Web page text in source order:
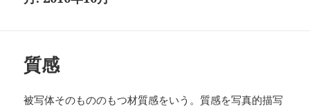
質感
被写体そのもののもつ材質感をいう。質感を写真的描写